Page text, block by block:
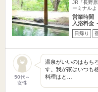
JR「長野
ーミナルよ
営業時間
入浴料金
日帰り
50代～
女性
温泉がいいのはもち
す。我が家はいつも
料理はと…